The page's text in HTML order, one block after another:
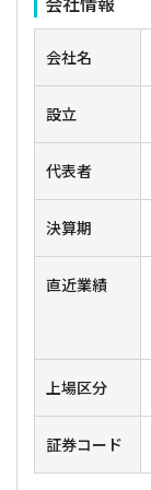
会社名
設立
代表者
決算期
直近業績
上場区分
証券コード